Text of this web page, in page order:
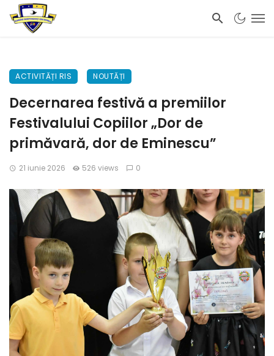
ACTIVITĂȚI RIS NOUTĂȚI
Decernarea festivă a premiilor
Festivalului Copiilor „Dor de
primăvară, dor de Eminescu”
21 iunie 2026 526 views 0